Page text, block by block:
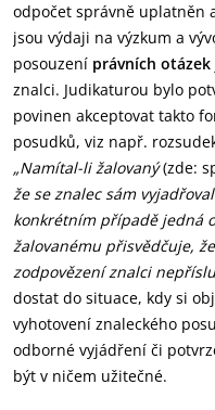
odpočet správně uplatněn
jsou výdaji na výzkum a
posouzení právních otázek
znalci. Judikaturou bylo
povinen akceptovat takto
posudků, viz např.
„Namítal-li žalovaný(zde:
že se znalec sám
konkrétním případě jedná
žalovanému přisvědčuje,
zodpovězení znalci
dostat do situace, kdy si
vyhotovení znaleckého
odborné vyjádření či
být v ničem užitečné.